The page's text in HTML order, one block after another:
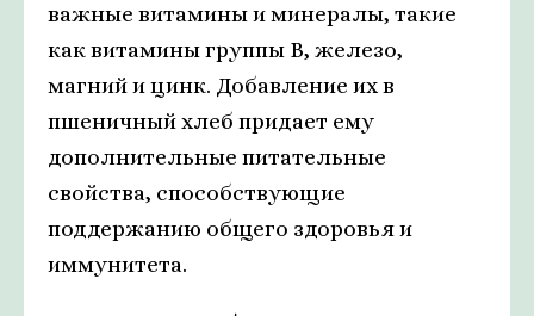
важные витамины и минералы, такие
как витамины группы В, железо,
магний и цинк. Добавление их в
пшеничный хлеб придает ему
дополнительные питательные
свойства, способствующие
поддержанию общего здоровья и
иммунитета.